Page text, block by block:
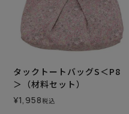
タックトートバッグS＜P8
＞（材料セット）
¥1,958税込